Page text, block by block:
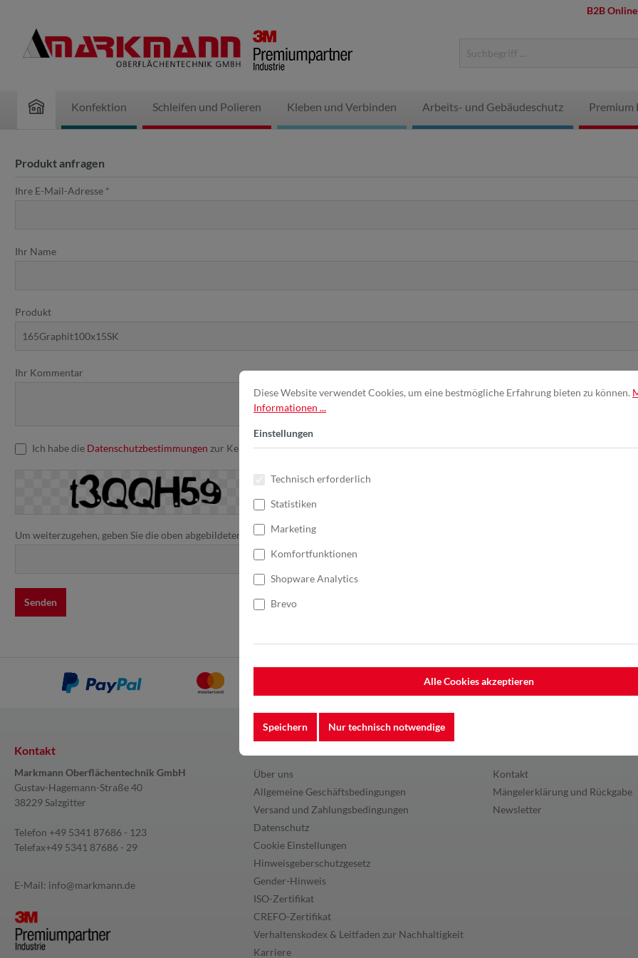
B2B
Konfektion Schleifen und Polieren Kleben und Verbinden Arbeits- und Gebäudeschutz Premium
Produkt anfragen
Ihre E-Mail-Adresse *
Ihr Name
Produkt
Ihr Kommentar
Ich habe die Datenschutzbestimmungen zur Kenntnis genommen und erkenne diese an. *
Um weiterzugehen, geben Sie die oben abgebildeten Zeichen ein*
Senden
Kontakt
Markmann Oberflächentechnik GmbH
Gustav-Hagemann-Straße 40
38229 Salzgitter
Telefon +49 5341 87686 - 123
Telefax+49 5341 87686 - 29
E-Mail: info@markmann.de
Über uns
Allgemeine Geschäftsbedingungen
Versand und Zahlungsbedingungen
Datenschutz
Cookie Einstellungen
Hinweisgeberschutzgesetz
Gender-Hinweis
ISO-Zertifikat
CREFO-Zertifikat
Verhaltenskodex & Leitfaden zur Nachhaltigkeit
Karriere
Kontakt
Mängelerklärung und Rückgabe
Newsletter
Diese Website verwendet Cookies, um eine bestmögliche Erfahrung bieten zu können.
Informationen ...
Einstellungen
Technisch erforderlich
Statistiken
Marketing
Komfortfunktionen
Shopware Analytics
Brevo
Alle Cookies akzeptieren
Speichern Nur technisch notwendige